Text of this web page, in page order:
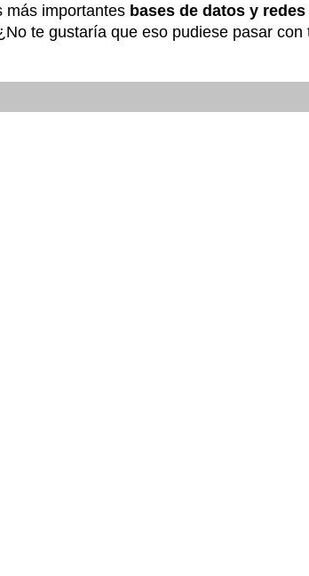
más importantes bases de datos y
te gustaría que eso pudiese pasar con